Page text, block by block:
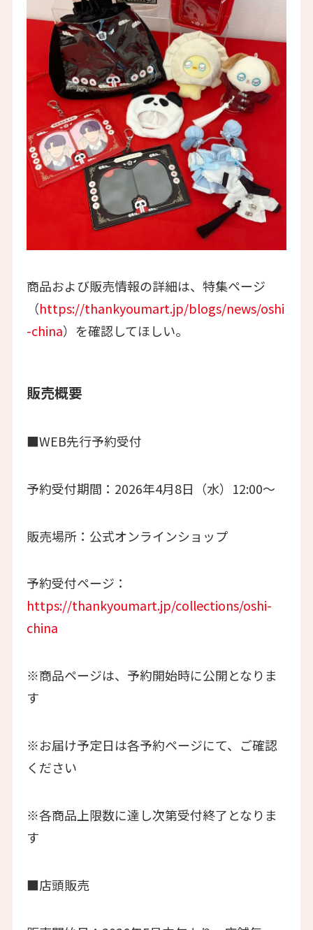
商品および販売情報の詳細は、特集ページ
（https://thankyoumart.jp/blogs/news/oshi
-china）を確認してほしい。
販売概要
■WEB先行予約受付
予約受付期間：2026年4月8日（水）12:00～
販売場所：公式オンラインショップ
予約受付ページ：
https://thankyoumart.jp/collections/oshi-
china
※商品ページは、予約開始時に公開となりま
す
※お届け予定日は各予約ページにて、ご確認
ください
※各商品上限数に達し次第受付終了となりま
す
■店頭販売